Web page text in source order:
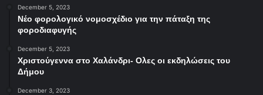
December 5, 2023
Νέο φορολογικό νομοσχέδιο για την πάταξη της
φοροδιαφυγής
December 5, 2023
Χριστούγεννα στο Χαλάνδρι- Ολες οι εκδηλώσεις του
Δήμου
December 3, 2023